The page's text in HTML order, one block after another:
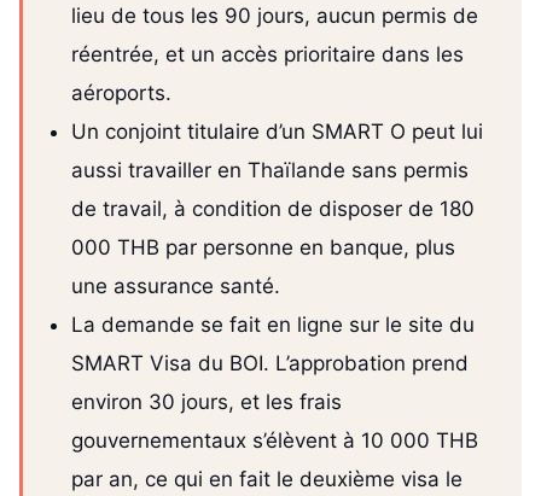
lieu de tous les 90 jours, aucun permis de
réentrée, et un accès prioritaire dans les
aéroports.
Un conjoint titulaire d’un SMART O peut lui
aussi travailler en Thaïlande sans permis
de travail, à condition de disposer de 180
000 THB par personne en banque, plus
une assurance santé.
La demande se fait en ligne sur le site du
SMART Visa du BOI. L’approbation prend
environ 30 jours, et les frais
gouvernementaux s’élèvent à 10 000 THB
par an, ce qui en fait le deuxième visa le